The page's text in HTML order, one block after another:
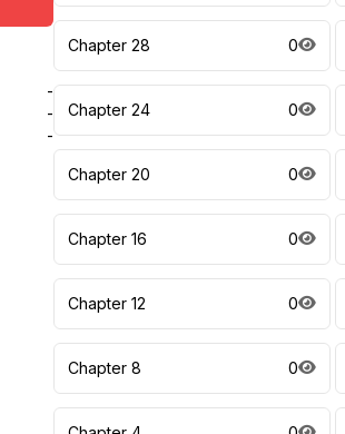
-
-
-
Chapter 28 0
Chapter 24 0
Chapter 20 0
Chapter 16 0
Chapter 12 0
Chapter 8 0